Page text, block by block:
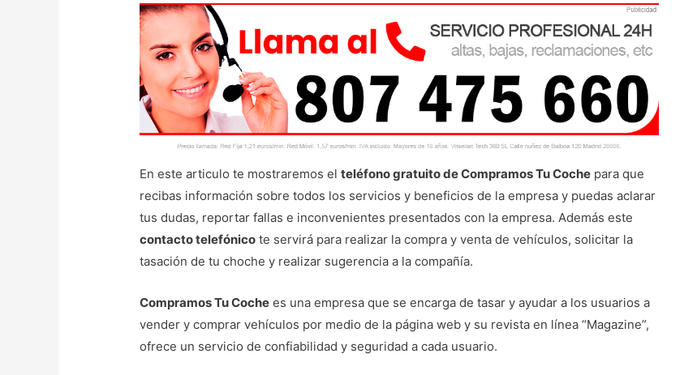
En este articulo te mostraremos elteléfono gratuito de Compramos Tu Coche para que
recibas información sobre todos los servicios y beneficios de la empresa y puedas aclarar
tus dudas, reportar fallas e inconvenientes presentados con la empresa. Además este
contacto telefónico te servirá para realizar la compra y venta de vehículos, solicitar la
tasación de tu choche y realizar sugerencia a la compañía.
Compramos Tu Coche es una empresa que se encarga de tasar y ayudar a los usuarios a
vender y comprar vehículos por medio de la página web y su revista en línea “Magazine”,
ofrece un servicio de confiabilidad y seguridad a cada usuario.